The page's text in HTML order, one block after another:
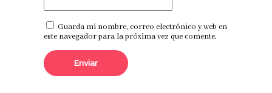
Guarda mi nombre, correo electrónico y web en
este navegador para la próxima vez que comente.